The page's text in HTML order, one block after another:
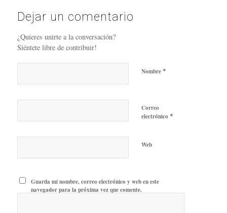
Dejar un comentario
¿Quieres unirte a la conversación?
Siéntete libre de contribuir!
Nombre *
Correo
electrónico *
Web
Guarda mi nombre, correo electrónico y web en este
navegador para la próxima vez que comente.